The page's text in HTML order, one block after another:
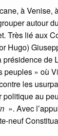
à Venise,
autour
Très lié aux
Hugo)
de
» où
les
au
». Avec
neuf